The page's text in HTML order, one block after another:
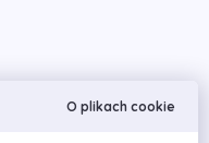
O plikach cookie